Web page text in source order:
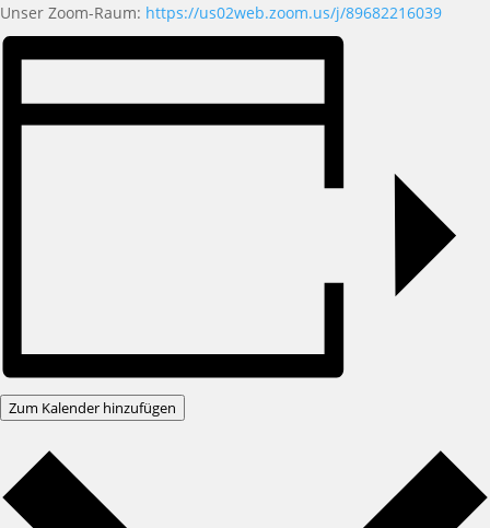
Unser Zoom-Raum: https://us02web.zoom.us/j/89682216039
Zum Kalender hinzufügen